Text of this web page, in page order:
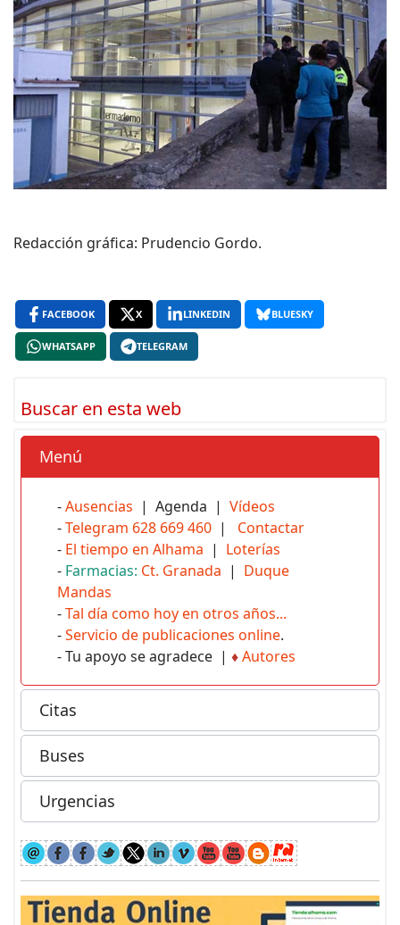
Redacción gráfica: Prudencio Gordo.
FACEBOOK X LINKEDIN BLUESKY
WHATSAPP TELEGRAM
Buscar en esta web
Menú
-Ausencias | Agenda | Vídeos
-Telegram 628 669 460 | Contactar
- El tiempo en Alhama | Loterías
- Farmacias: Ct. Granada | Duque
Mandas
-Tal día como hoy en otros años...
-Servicio de publicaciones online.
- Tu apoyo se agradece | ♦Autores
Citas
Buses
Urgencias